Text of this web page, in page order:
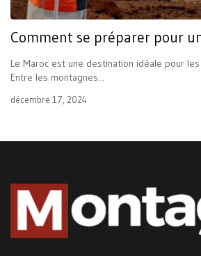
Comment se préparer pour
Le Maroc est une destination idéale pour
Entre les montagnes...
décembre 17, 2024